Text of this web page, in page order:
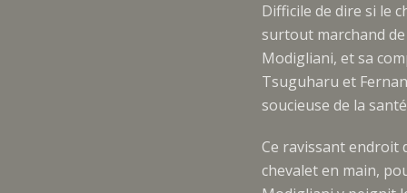
Difficile de dire si le
surtout marchand
Modigliani, et sa
Tsuguharu et
soucieuse de la
Ce ravissant endroit
chevalet en main,